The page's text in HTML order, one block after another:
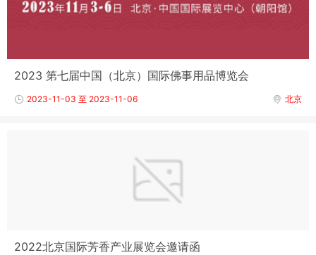
2023 第七届中国（北京）国际佛事用品博览会
北京
2023-11-03 至 2023-11-06
2022北京国际芳香产业展览会邀请函